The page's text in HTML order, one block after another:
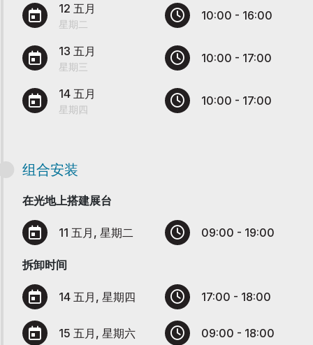
12 五月
星期二
10:00 - 16:00
13 五月
星期三
10:00 - 17:00
14 五月
星期四
10:00 - 17:00
组合安装
在光地上搭建展台
11 五月, 星期二 09:00 - 19:00
拆卸时间
14 五月, 星期四 17:00 - 18:00
15 五月, 星期六 09:00 - 18:00